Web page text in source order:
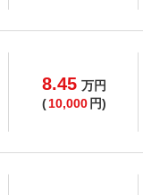
8.45 万円
(10,000 円)